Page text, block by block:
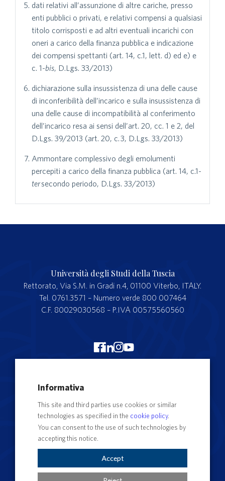
dati relativi all’assunzione di altre cariche, presso
enti pubblici o privati, e relativi compensi a qualsiasi
titolo corrisposti e ad altri eventuali incarichi con
oneri a carico della finanza pubblica e indicazione
dei compensi spettanti (art. 14, c.1, lett. d) ed e) e
c. 1-bis, D.Lgs. 33/2013)
dichiarazione sulla insussistenza di una delle cause
di inconferibilità dell’incarico e sulla insussistenza di
una delle cause di incompatibilità al conferimento
dell’incarico resa ai sensi dell’art. 20, cc. 1 e 2, del
D.Lgs. 39/2013 (art. 20, c. 3, D.Lgs. 33/2013)
Ammontare complessivo degli emolumenti
percepiti a carico della finanza pubblica (art. 14, c.1-
tersecondo periodo, D.Lgs. 33/2013)
Università degli Studi della Tuscia
Rettorato, Via S.M. in Gradi n.4, 01100 Viterbo, ITALY.
Tel. 0761.3571 – Numero verde 800 007464
C.F. 80029030568 – P.IVA 00575560560
Merchandising Unitus
Segreteria studenti
Complaints form
Contact Directory
Cookie Settings
Informativa
This site and third parties use cookies or similar
technologies as specified in the cookie policy.
You can consent to the use of such technologies by
accepting this notice.
Accept